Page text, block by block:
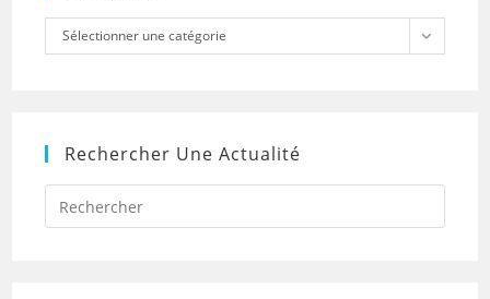
Catégories
Sélectionner une catégorie
Rechercher Une Actualité
Press
to